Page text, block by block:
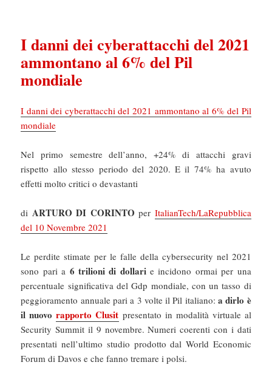
I danni dei cyberattacchi del 2021
ammontano al 6% del Pil
mondiale
I danni dei cyberattacchi del 2021 ammontano al 6% del Pil
mondiale
Nel primo semestre dell’anno, +24% di attacchi gravi
rispetto allo stesso periodo del 2020. E il 74% ha avuto
effetti molto critici o devastanti
di ARTURO DI CORINTO per ItalianTech/LaRepubblica
del 10 Novembre 2021
Le perdite stimate per le falle della cybersecurity nel 2021
sono pari a 6 trilioni di dollarie incidono ormai per una
percentuale significativa del Gdp mondiale, con un tasso di
peggioramento annuale pari a 3 volte il Pil italiano: a dirlo è
il nuovorapporto Clusit presentato in modalità virtuale al
Security Summit il 9 novembre. Numeri coerenti con i dati
presentati nell’ultimo studio prodotto dal World Economic
Forum di Davos e che fanno tremare i polsi.